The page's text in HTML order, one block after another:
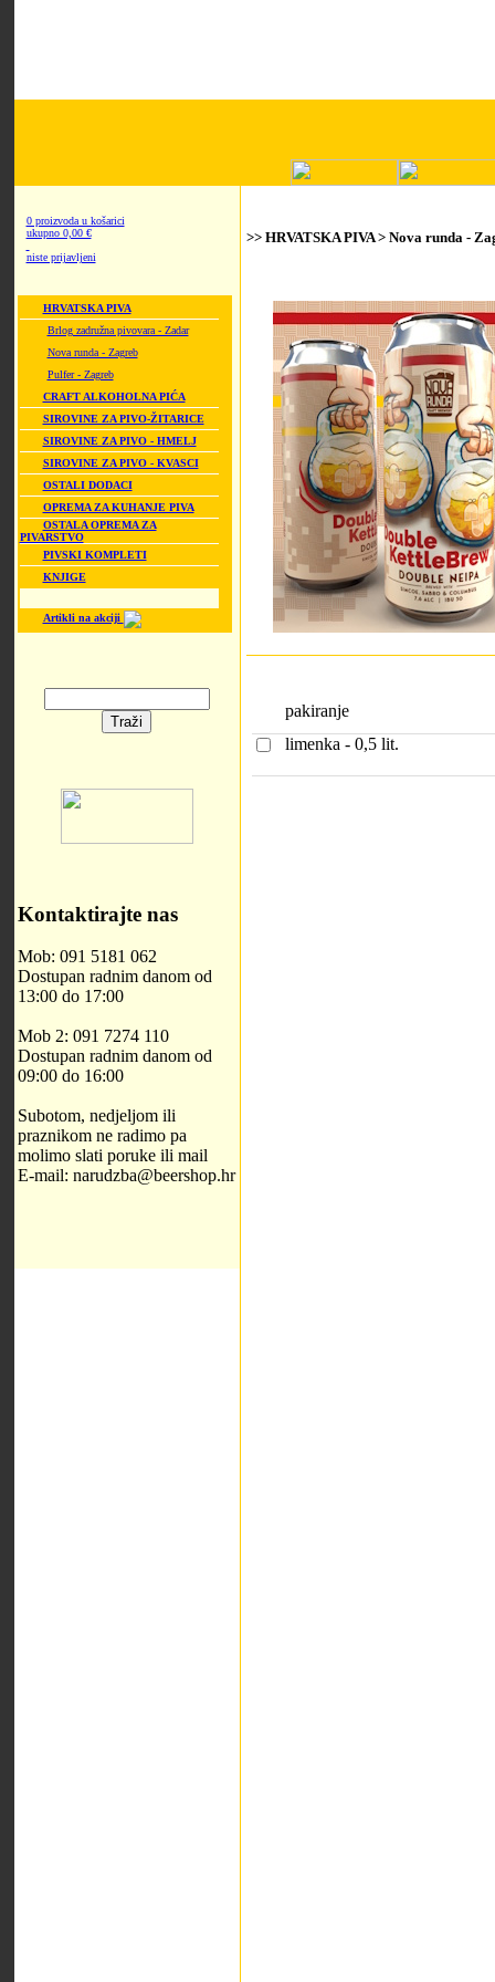
0 proizvoda u košarici
ukupno 0,00 €
niste prijavljeni
HRVATSKA PIVA
Brlog zadružna pivovara - Zadar
Nova runda - Zagreb
Pulfer - Zagreb
CRAFT ALKOHOLNA PIĆA
SIROVINE ZA PIVO-ŽITARICE
SIROVINE ZA PIVO - HMELJ
SIROVINE ZA PIVO - KVASCI
OSTALI DODACI
OPREMA ZA KUHANJE PIVA
OSTALA OPREMA ZA
PIVARSTVO
PIVSKI KOMPLETI
KNJIGE
Artikli na akciji
Kontaktirajte nas
Mob: 091 5181 062
Dostupan radnim danom od
13:00 do 17:00
Mob 2: 091 7274 110
Dostupan radnim danom od
09:00 do 16:00
Subotom, nedjeljom ili
praznikom ne radimo pa
molimo slati poruke ili mail
E-mail: narudzba@beershop.hr
>> HRVATSKA PIVA > Nova runda -
pakiranje
limenka - 0,5 lit.